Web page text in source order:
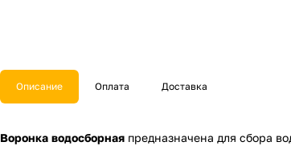
Описание Оплата Доставка
Воронка водосборная предназначена для сбора